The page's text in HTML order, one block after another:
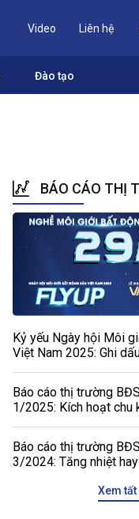
Video Liên hệ
Đào tạo
BÁO CÁO THỊ
Kỷ yếu Ngày hội Môi
Việt Nam 2025: Ghi
Báo cáo thị trường
1/2025: Kích hoạt chu
Báo cáo thị trường
3/2024: Tăng nhiệt
Xem tất